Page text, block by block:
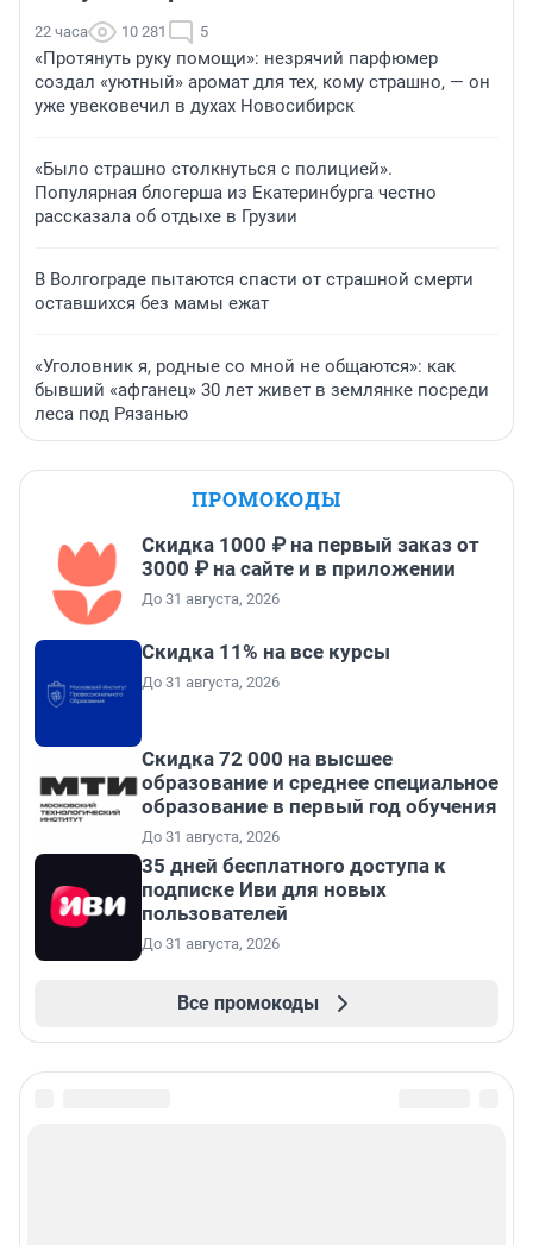
22 часа 10 281 5
«Протянуть руку помощи»: незрячий парфюмер
создал «уютный» аромат для тех, кому страшно, — он
уже увековечил в духах Новосибирск
«Было страшно столкнуться с полицией».
Популярная блогерша из Екатеринбурга честно
рассказала об отдыхе в Грузии
В Волгограде пытаются спасти от страшной смерти
оставшихся без мамы ежат
«Уголовник я, родные со мной не общаются»: как
бывший «афганец» 30 лет живет в землянке посреди
леса под Рязанью
ПРОМОКОДЫ
Скидка 1000 ₽ на первый заказ от
3000 ₽ на сайте и в приложении
До 31 августа, 2026
Скидка 11% на все курсы
До 31 августа, 2026
Скидка 72 000 на высшее
образование и среднее специальное
образование в первый год обучения
До 31 августа, 2026
35 дней бесплатного доступа к
подписке Иви для новых
пользователей
До 31 августа, 2026
Все промокоды